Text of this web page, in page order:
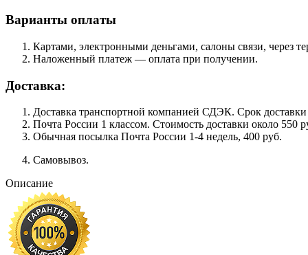
Варианты оплаты
Картами, электронными деньгами, салоны связи, через
Наложенный платеж — оплата при получении.
Доставка:
Доставка транспортной компанией СДЭК. Срок
Почта России 1 классом. Cтоимость доставки около 550
Обычная посылка Почта России 1-4 недель, 400 руб.
Самовывоз.
Описание